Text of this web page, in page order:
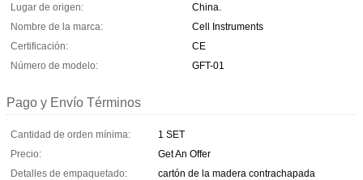
Lugar de origen:
China.
Nombre de la marca:
Cell Instruments
Certificación:
CE
Número de modelo:
GFT-01
Pago y Envío Términos
Cantidad de orden mínima:
1 SET
Precio:
Get An Offer
Detalles de empaquetado:
cartón de la madera contrachapada